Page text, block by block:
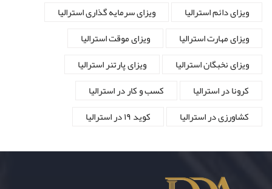
ویزای دائم استرالیا
ویزای سرمایه گذاری استرالیا
ویزای مهارت استرالیا
ویزای موقت استرالیا
ویزای نخبگان استرالیا
ویزای پارتنر استرالیا
کرونا در استرالیا
کسب و کار در استرالیا
کشاورزی در استرالیا
کوید ۱۹ در استرالیا